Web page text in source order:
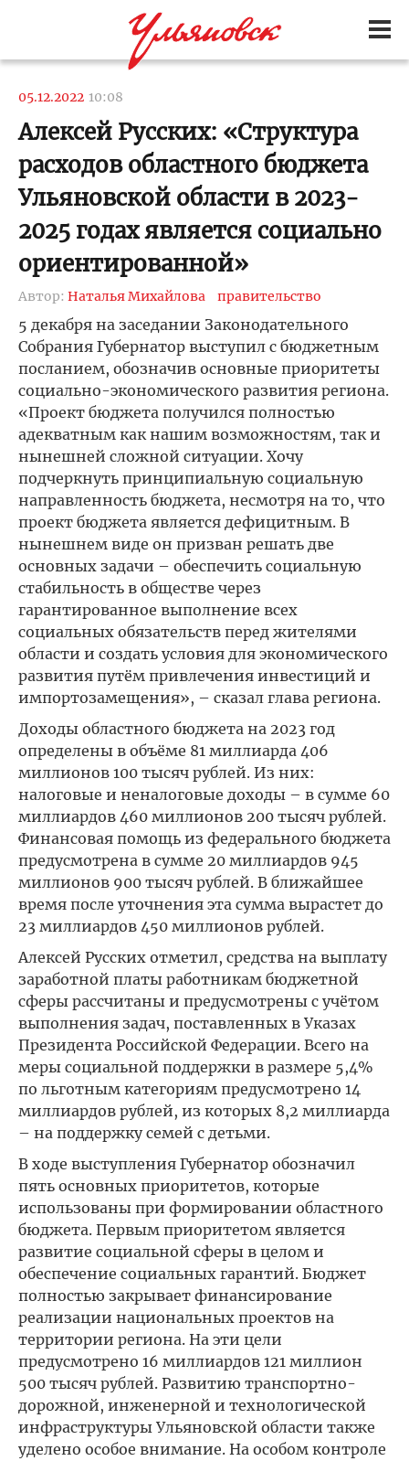
05.12.2022 10:08
Алексей Русских: «Структура
расходов областного бюджета
Ульяновской области в 2023-
2025 годах является социально
ориентированной»
Автор: Наталья Михайлова правительство
5 декабря на заседании Законодательного
Собрания Губернатор выступил с бюджетным
посланием, обозначив основные приоритеты
социально-экономического развития региона.
«Проект бюджета получился полностью
адекватным как нашим возможностям, так и
нынешней сложной ситуации. Хочу
подчеркнуть принципиальную социальную
направленность бюджета, несмотря на то, что
проект бюджета является дефицитным. В
нынешнем виде он призван решать две
основных задачи – обеспечить социальную
стабильность в обществе через
гарантированное выполнение всех
социальных обязательств перед жителями
области и создать условия для экономического
развития путём привлечения инвестиций и
импортозамещения», – сказал глава региона.
Доходы областного бюджета на 2023 год
определены в объёме 81 миллиарда 406
миллионов 100 тысяч рублей. Из них:
налоговые и неналоговые доходы – в сумме 60
миллиардов 460 миллионов 200 тысяч рублей.
Финансовая помощь из федерального бюджета
предусмотрена в сумме 20 миллиардов 945
миллионов 900 тысяч рублей. В ближайшее
время после уточнения эта сумма вырастет до
23 миллиардов 450 миллионов рублей.
Алексей Русских отметил, средства на выплату
заработной платы работникам бюджетной
сферы рассчитаны и предусмотрены с учётом
выполнения задач, поставленных в Указах
Президента Российской Федерации. Всего на
меры социальной поддержки в размере 5,4%
по льготным категориям предусмотрено 14
миллиардов рублей, из которых 8,2 миллиарда
– на поддержку семей с детьми.
В ходе выступления Губернатор обозначил
пять основных приоритетов, которые
использованы при формировании областного
бюджета. Первым приоритетом является
развитие социальной сферы в целом и
обеспечение социальных гарантий. Бюджет
полностью закрывает финансирование
реализации национальных проектов на
территории региона. На эти цели
предусмотрено 16 миллиардов 121 миллион
500 тысяч рублей. Развитию транспортно-
дорожной, инженерной и технологической
инфраструктуры Ульяновской области также
уделено особое внимание. На особом контроле